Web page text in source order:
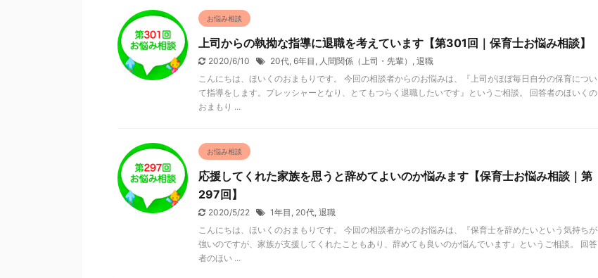
お悩み相談
上司からの執拗な指導に退職を考えています【第301回｜保育士お悩み相談】
2020/6/10 20代, 6年目 , 人間関係（上司・先輩） , 退職
こんにちは、ほいくのおまもりです。 今回の相談者からのお悩みは、『上司がほぼ毎日自分の保育につい
て指導をします。プレッシャーとなり、とてもつらく退職したいです』というご相談。 回答者のほいくの
おまもり ...
お悩み相談
応援してくれた家族を思うと辞めてよいのか悩みます【保育士お悩み相談｜第
297回】
2020/5/22 1年目 , 20代, 退職
こんにちは、ほいくのおまもりです。 今回の相談者からのお悩みは、『保育士を辞めたいという気持ちが
強いのですが、家族が支援してくれたこともあり、辞めても良いのか悩んでいます』というご相談。 回答
者のほい ...